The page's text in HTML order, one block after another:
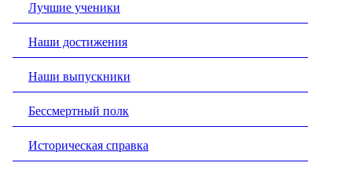
Лучшие ученики
Наши достижения
Наши выпускники
Бессмертный полк
Историческая справка